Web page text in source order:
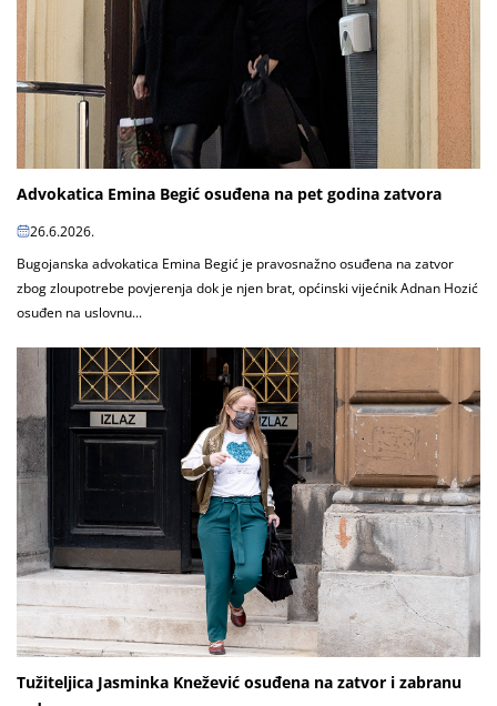
Advokatica Emina Begić osuđena na pet godina zatvora
26.6.2026.
Bugojanska advokatica Emina Begić je pravosnažno osuđena na zatvor
zbog zloupotrebe povjerenja dok je njen brat, općinski vijećnik Adnan Hozić
osuđen na uslovnu...
Tužiteljica Jasminka Knežević osuđena na zatvor i zabranu